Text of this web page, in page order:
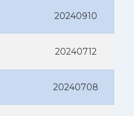
20240910
20240712
20240708